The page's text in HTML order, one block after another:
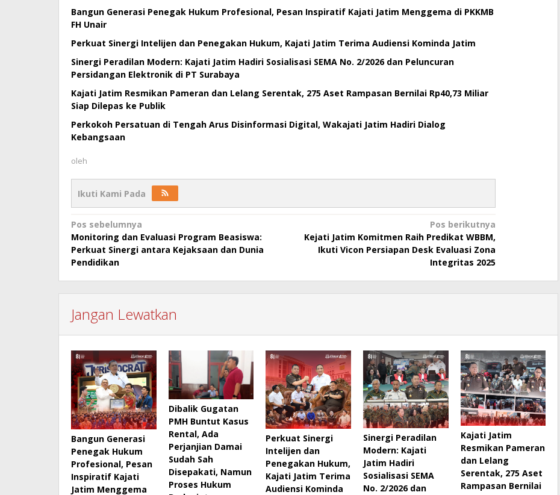
Bangun Generasi Penegak Hukum Profesional, Pesan Inspiratif Kajati Jatim Menggema di PKKMB
FH Unair
Perkuat Sinergi Intelijen dan Penegakan Hukum, Kajati Jatim Terima Audiensi Kominda Jatim
Sinergi Peradilan Modern: Kajati Jatim Hadiri Sosialisasi SEMA No. 2/2026 dan Peluncuran
Persidangan Elektronik di PT Surabaya
Kajati Jatim Resmikan Pameran dan Lelang Serentak, 275 Aset Rampasan Bernilai Rp40,73 Miliar
Siap Dilepas ke Publik
Perkokoh Persatuan di Tengah Arus Disinformasi Digital, Wakajati Jatim Hadiri Dialog
Kebangsaan
oleh
Ikuti Kami Pada
Navigasi
pos
Pos sebelumnya
Monitoring dan Evaluasi Program Beasiswa:
Perkuat Sinergi antara Kejaksaan dan Dunia
Pendidikan
Pos berikutnya
Kejati Jatim Komitmen Raih Predikat WBBM,
Ikuti Vicon Persiapan Desk Evaluasi Zona
Integritas 2025
Jangan Lewatkan
Bangun Generasi
Penegak Hukum
Profesional, Pesan
Inspiratif Kajati
Jatim Menggema
Dibalik Gugatan
PMH Buntut Kasus
Rental, Ada
Perjanjian Damai
Sudah Sah
Disepakati, Namun
Proses Hukum
Perkuat Sinergi
Intelijen dan
Penegakan Hukum,
Kajati Jatim Terima
Audiensi Kominda
Sinergi Peradilan
Modern: Kajati
Jatim Hadiri
Sosialisasi SEMA
No. 2/2026 dan
Kajati Jatim
Resmikan Pameran
dan Lelang
Serentak, 275 Aset
Rampasan Bernilai